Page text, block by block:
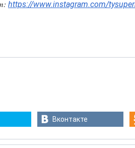
https://www.instagram.com/
Вконтакте